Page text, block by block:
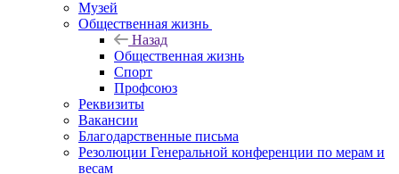
Музей
Общественная жизнь
Назад
Общественная жизнь
Спорт
Профсоюз
Реквизиты
Вакансии
Благодарственные письма
Резолюции Генеральной конференции по мерам и
весам